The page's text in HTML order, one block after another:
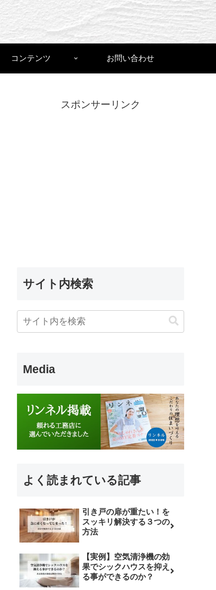
コンテンツ お問い合わせ
スポンサーリンク
サイト内検索
Media
よく読まれている記事
引き戸の扉が重たい！を
スッキリ解決する３つの
方法
【実例】空気清浄機の効
果でシックハウスを抑え
る事ができるのか？